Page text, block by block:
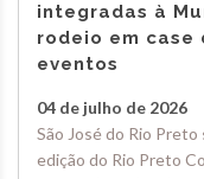
integradas à
rodeio em case
eventos
04 de julho de 2026
São José do Rio Preto
edição do Rio Preto